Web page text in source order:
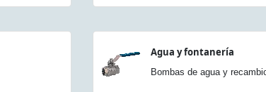
Agua y fontanería
Bombas de agua y